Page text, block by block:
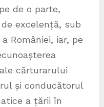
de o parte,
excelență, sub
României, iar, pe
cărturarului
și conducătorul
a țării în